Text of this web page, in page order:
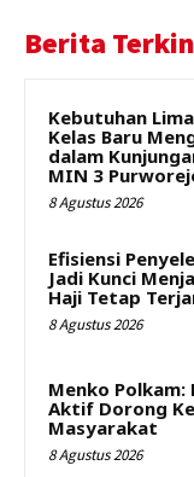
Berita
Kebutuhan
Kelas Baru
dalam
MIN 3
8 Agustus 2026
Efisiensi
Jadi Kunci
Haji Tetap
8 Agustus 2026
Menko Polkam:
Aktif Dorong
Masyarakat
8 Agustus 2026